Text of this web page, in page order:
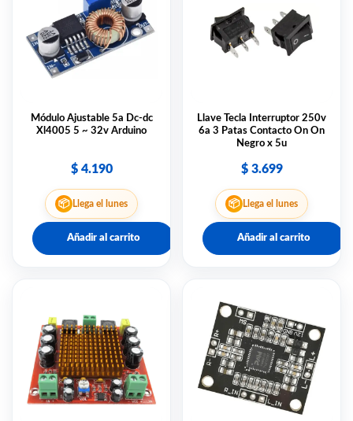
Módulo Ajustable 5a Dc-dc
Xl4005 5 ~ 32v Arduino
$4.190
📦 Llega el lunes
Añadir al carrito
Llave Tecla Interruptor 250v
6a 3 Patas Contacto On On
Negro x 5u
$3.699
📦 Llega el lunes
Añadir al carrito